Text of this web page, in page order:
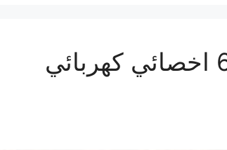
تصليح ميني كوبر 69622745 اخصائي كهربائي